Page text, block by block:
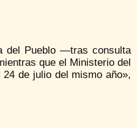
del Pueblo —tras consulta
que el Ministerio del
de julio del mismo año»,